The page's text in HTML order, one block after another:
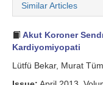
Similar Articles
Akut Koroner
Kardiyomiyopati
Lütfü Bekar, Murat